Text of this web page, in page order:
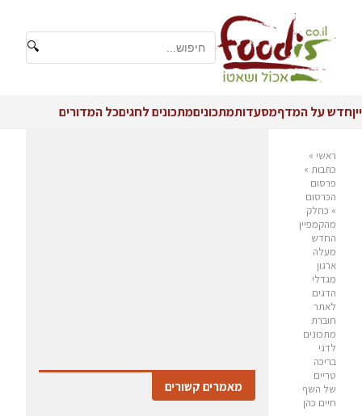
🔍
ייןחדש על המדףמסעדותמתכוניםמתכונים לחגיםכל המדורים
ראשי »
כתבות »
פרסום
הכרסום
» כחלק
מהקמפיין
החדש
מעלה
ארגון
מגדלי
הדגים
לאתר
חוברת
מתכונים
לדגי
בריכה
טריים
של השף
חיים כהן
מאמרים קשורים